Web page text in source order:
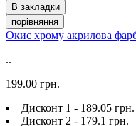
В закладки
порівняння
Окис хрому акрилова
..
199.00 грн.
Дисконт 1 - 189.05 грн.
Дисконт 2 - 179.1 грн.